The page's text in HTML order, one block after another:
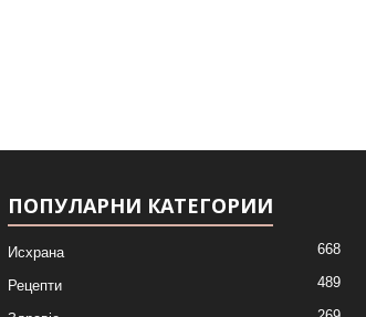
ПОПУЛАРНИ КАТЕГОРИИ
Исхрана 668
Рецепти 489